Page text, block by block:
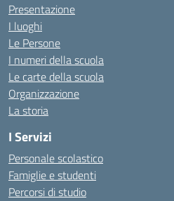
Presentazione
I luoghi
Le Persone
I numeri della scuola
Le carte della scuola
Organizzazione
La storia
I Servizi
Personale scolastico
Famiglie e studenti
Percorsi di studio